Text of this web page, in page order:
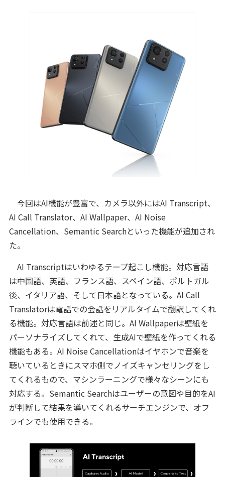
今回はAI機能が豊富で、カメラ以外にはAI Transcript、
AI Call Translator、AI Wallpaper、AI Noise
Cancellation、Semantic Searchといった機能が追加され
た。
AI Transcriptはいわゆるテープ起こし機能。対応言語
は中国語、英語、フランス語、スペイン語、ポルトガル
後、イタリア語、そして日本語となっている。AI Call
Translatorは電話での会話をリアルタイムで翻訳してくれ
る機能。対応言語は前述と同じ。AI Wallpaperは壁紙を
パーソナライズしてくれて、生成AIで壁紙を作ってくれる
機能もある。AI Noise Cancellationはイヤホンで音楽を
聴いているときにスマホ側でノイズキャンセリングをし
てくれるもので、マシンラーニングで様々なシーンにも
対応する。Semantic Searchはユーザーの意図や目的をAI
が判断して結果を導いてくれるサーチエンジンで、オフ
ラインでも使用できる。